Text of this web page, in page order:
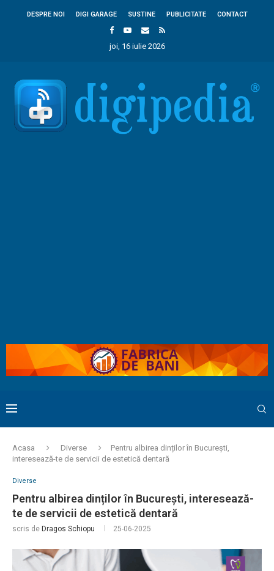
DESPRE NOI DIGI GARAGE SUSTINE PUBLICITATE CONTACT
joi, 16 iulie 2026
Acasa Diverse
Pentru albirea dinților în București,
interesează-te de servicii de estetică dentară
Diverse
Pentru albirea dinților în București, interesează-
te de servicii de estetică dentară
scris de Dragos Schiopu 25-06-2025